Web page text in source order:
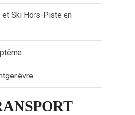
et Ski Hors-Piste en